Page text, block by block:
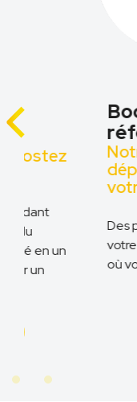
Boostez
Notre
déposée à
votre
Des pages
votre zone de
où vos clients